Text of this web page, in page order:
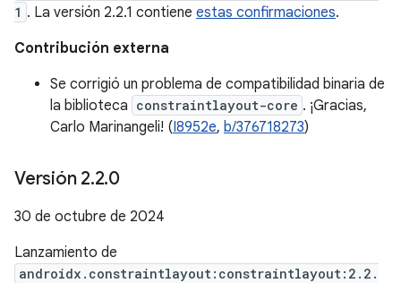
1 . La versión 2.2.1 contiene estas confirmaciones.
Contribución externa
Se corrigió un problema de compatibilidad binaria de
la biblioteca constraintlayout-core . ¡Gracias,
Carlo Marinangeli! (I8952e, b/376718273)
Versión 2.2.0
30 de octubre de 2024
Lanzamiento de
androidx.constraintlayout:constraintlayout:2.2.